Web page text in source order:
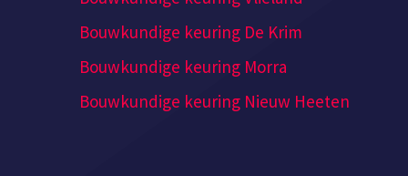
Bouwkundige keuring De Krim
Bouwkundige keuring Morra
Bouwkundige keuring Nieuw Heeten